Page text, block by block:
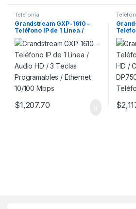
Telefonía
Grandstream GXP-1610 –
Teléfono IP de 1 Línea /
Audio HD / 3 Teclas
Programables / Ethernet
10/100 Mbps
$1,207.70
/
por
$